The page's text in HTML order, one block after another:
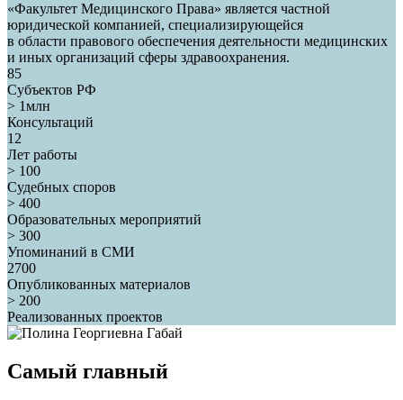
«Факультет Медицинского Права» является частной
юридической компанией, специализирующейся
в области правового обеспечения деятельности медицинских
и иных организаций сферы здравоохранения.
85
Субъектов РФ
> 1млн
Консультаций
12
Лет работы
> 100
Судебных споров
> 400
Образовательных мероприятий
> 300
Упоминаний в СМИ
2700
Опубликованных материалов
> 200
Реализованных проектов
Самый главный